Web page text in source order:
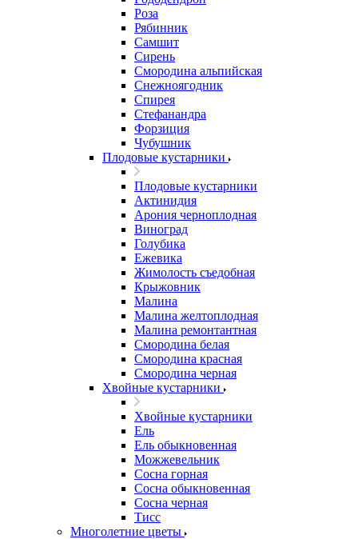
Роза
Рябинник
Самшит
Сирень
Смородина альпийская
Снежноягодник
Спирея
Стефанандра
Форзиция
Чубушник
Плодовые кустарники
Плодовые кустарники
Актинидия
Арония черноплодная
Виноград
Голубика
Ежевика
Жимолость съедобная
Крыжовник
Малина
Малина желтоплодная
Малина ремонтантная
Смородина белая
Смородина красная
Смородина черная
Хвойные кустарники
Хвойные кустарники
Ель
Ель обыкновенная
Можжевельник
Сосна горная
Сосна обыкновенная
Сосна черная
Тисс
Многолетние цветы